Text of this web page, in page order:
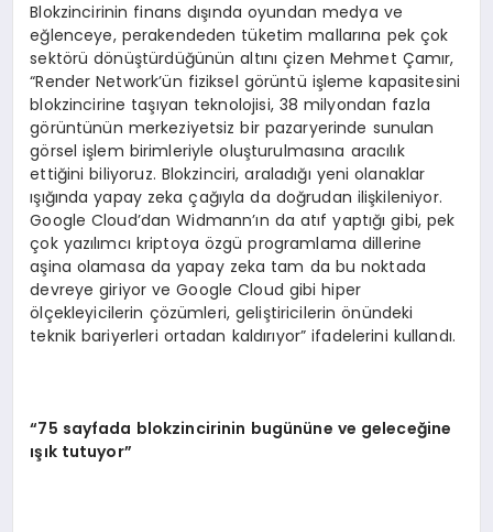
Blokzincirinin finans dışında oyundan medya ve
eğlenceye, perakendeden tüketim mallarına pek çok
sektörü dönüştürdüğünün altını çizen Mehmet Çamır,
“Render Network’ün fiziksel görüntü işleme kapasitesini
blokzincirine taşıyan teknolojisi, 38 milyondan fazla
görüntünün merkeziyetsiz bir pazaryerinde sunulan
görsel işlem birimleriyle oluşturulmasına aracılık
ettiğini biliyoruz. Blokzinciri, araladığı yeni olanaklar
ışığında yapay zeka çağıyla da doğrudan ilişkileniyor.
Google Cloud’dan Widmann’ın da atıf yaptığı gibi, pek
çok yazılımcı kriptoya özgü programlama dillerine
aşina olamasa da yapay zeka tam da bu noktada
devreye giriyor ve Google Cloud gibi hiper
ölçekleyicilerin çözümleri, geliştiricilerin önündeki
teknik bariyerleri ortadan kaldırıyor” ifadelerini kullandı.
“75 sayfada blokzincirinin bugününe ve geleceğine
ışık tutuyor”